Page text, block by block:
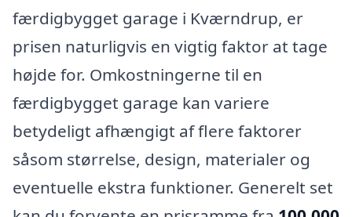
færdigbygget garage i Kværndrup, er
prisen naturligvis en vigtig faktor at tage
højde for. Omkostningerne til en
færdigbygget garage kan variere
betydeligt afhængigt af flere faktorer
såsom størrelse, design, materialer og
eventuelle ekstra funktioner. Generelt set